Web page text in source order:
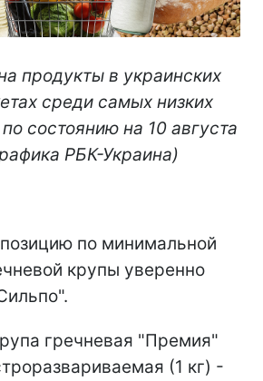
продукты в украинских
среди самых низких
состоянию на 10 августа
РБК-Украина)
по минимальной
крупы уверенно
гречневая "Премия"
(1 кг) -